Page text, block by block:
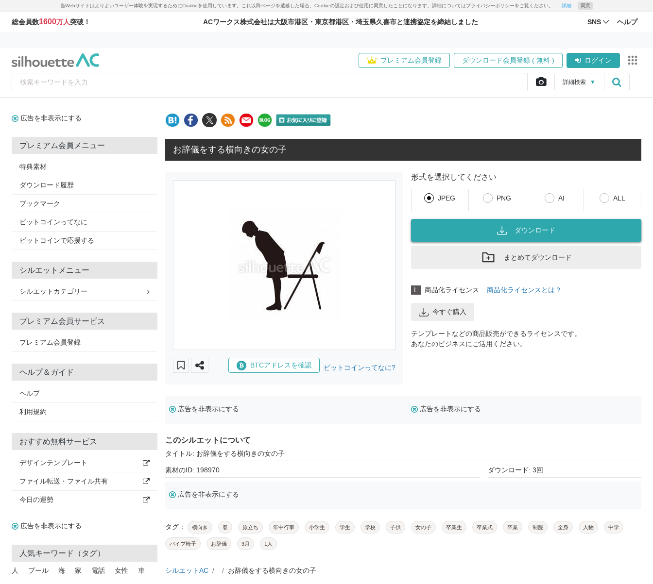
当Webサイトはよりよいユーザー体験を実現するためにCookieを使用しています。これ以降ページを遷移した場合、Cookieの設定および使用に同意したことになります。詳細についてはプライバシーポリシーをご覧ください。 詳細 同意
総会員数1600万人突破！ ACワークス株式会社は大阪市港区・東京都港区・埼玉県久喜市と連携協定を締結しました SNS ヘルプ
プレミアム会員登録 ダウンロード会員登録 ( 無料 ) ログイン
詳細検索 ▼
広告を非表示にする
プレミアム会員メニュー
特典素材
ダウンロード履歴
ブックマーク
ビットコインってなに
ビットコインで応援する
シルエットメニュー
シルエットカテゴリー
プレミアム会員サービス
プレミアム会員登録
ヘルプ＆ガイド
ヘルプ
利用規約
おすすめ無料サービス
デザインテンプレート
ファイル転送・ファイル共有
今日の運勢
広告を非表示にする
人気キーワード（タグ）
人 プール 海 家 電話 女性 車
お辞儀をする横向きの女の子
BTCアドレスを確認 ビットコインってなに?
形式を選択してください
JPEG PNG AI ALL
ダウンロード
まとめてダウンロード
L 商品化ライセンス 商品化ライセンスとは？
今すぐ購入
テンプレートなどの商品販売ができるライセンスです。
あなたのビジネスにご活用ください。
広告を非表示にする 広告を非表示にする
このシルエットについて
タイトル: お辞儀をする横向きの女の子
素材のID: 198970 ダウンロード: 3回
広告を非表示にする
タグ： 横向き 春 旅立ち 年中行事 小学生 学生 学校 子供 女の子 卒業生 卒業式 卒業 制服 全身 人物 中学
パイプ椅子 お辞儀 3月 1人
シルエットAC お辞儀をする横向きの女の子